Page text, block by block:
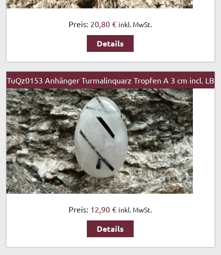
Preis: 20,80 € inkl. MwSt.
Details
TuQz0153 Anhänger Turmalinquarz Tropfen A 3 cm incl. LB
Preis: 12,90 € inkl. MwSt.
Details